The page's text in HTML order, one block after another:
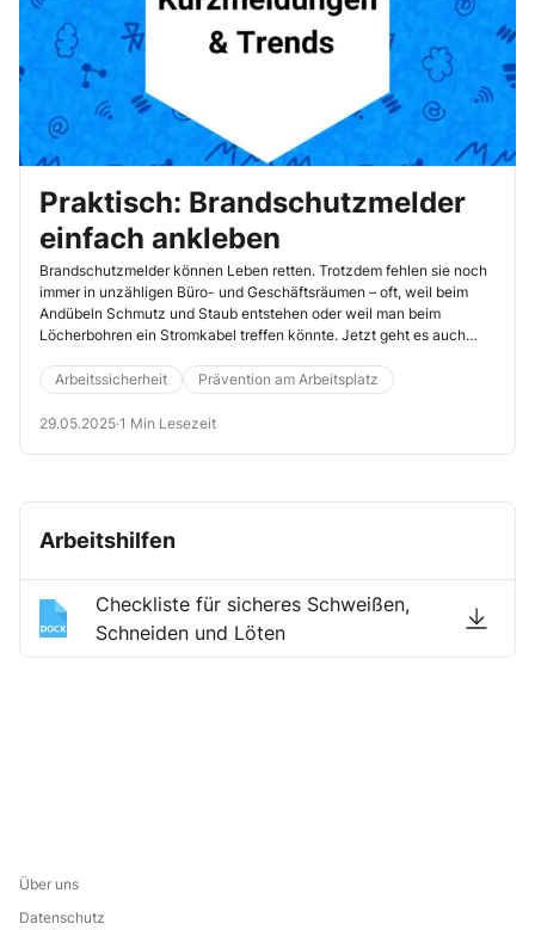
Praktisch: Brandschutzmelder
einfach ankleben
Brandschutzmelder können Leben retten. Trotzdem fehlen sie noch
immer in unzähligen Büro- und Geschäftsräumen – oft, weil beim
Andübeln Schmutz und Staub entstehen oder weil man beim
Löcherbohren ein Stromkabel treffen könnte. Jetzt geht es auch
Arbeitssicherheit
Prävention am Arbeitsplatz
29.05.2025·1 Min Lesezeit
Arbeitshilfen
Checkliste für sicheres Schweißen,
Schneiden und Löten
Über uns
Datenschutz